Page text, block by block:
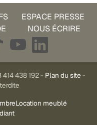
ESPACE PRESSE
NOUS ÉCRIRE
438 192 - Plan du site -
Location meublé